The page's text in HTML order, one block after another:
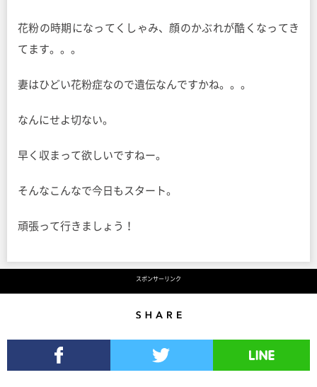
花粉の時期になってくしゃみ、顔のかぶれが酷くなってき
てます。。。
妻はひどい花粉症なので遺伝なんですかね。。。
なんにせよ切ない。
早く収まって欲しいですねー。
そんなこんなで今日もスタート。
頑張って行きましょう！
スポンサーリンク